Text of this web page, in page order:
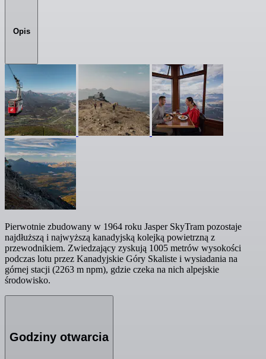
Opis
Pierwotnie zbudowany w 1964 roku Jasper SkyTram pozostaje
najdłuższą i najwyższą kanadyjską kolejką powietrzną z
przewodnikiem. Zwiedzający zyskują 1005 metrów wysokości
podczas lotu przez Kanadyjskie Góry Skaliste i wysiadania na
górnej stacji (2263 m npm), gdzie czeka na nich alpejskie
środowisko.
Godziny otwarcia